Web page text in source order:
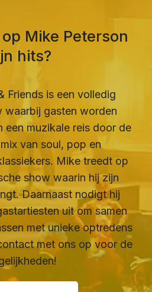
Mike Peterson
hits?
Friends is een volledig
waarbij gasten worden
een muzikale reis door de
van soul, pop en
Mike treedt op
show waarin hij zijn
Daarnaast nodigt hij
uit om samen
met unieke optredens
met ons op voor de